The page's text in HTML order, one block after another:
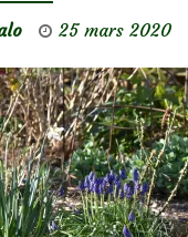
25 mars 2020